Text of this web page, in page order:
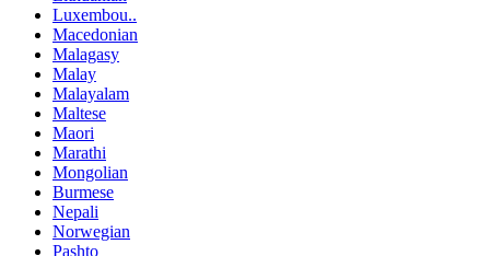
Luxembou..
Macedonian
Malagasy
Malay
Malayalam
Maltese
Maori
Marathi
Mongolian
Burmese
Nepali
Norwegian
Pashto